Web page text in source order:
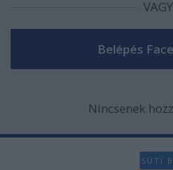
VAGY
Nincsenek
SÜTI